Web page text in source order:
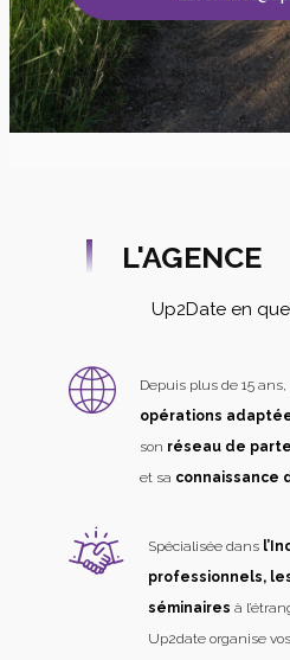
L'AGENCE
Up2Date en
Depuis plus de 15
opérations
son réseau de
et sa connaissance
Spécialisée dans
professionnels,
séminaires à
Up2date organise